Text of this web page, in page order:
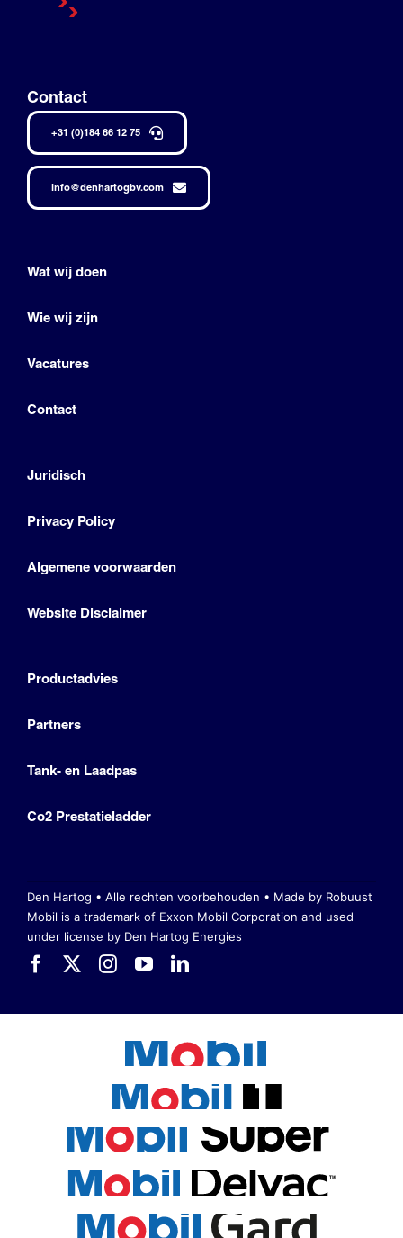
Contact
+31 (0)184 66 12 75
info@denhartogbv.com
Wat wij doen
Wie wij zijn
Vacatures
Contact
Juridisch
Privacy Policy
Algemene voorwaarden
Website Disclaimer
Productadvies
Partners
Tank- en Laadpas
Co2 Prestatieladder
Den Hartog • Alle rechten voorbehouden • Made by Robuust
Mobil is a trademark of Exxon Mobil Corporation and used
under license by Den Hartog Energies